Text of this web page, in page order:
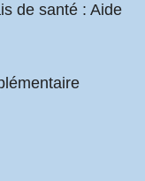
de santé : Aide